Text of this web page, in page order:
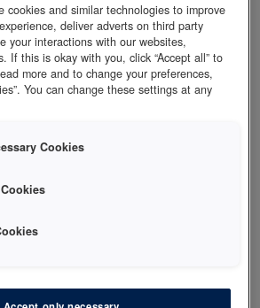
tannlegen som for
lenge hatt gleden av å jobbe
de årene jeg nå har skannet har
at 3Shape utvikler programmet sitt
gir meg all den
cookies and similar technologies to improve
deliver adverts on third party
your interactions with our websites,
If this is okay with you, click “Accept all” to
more and to change your preferences,
You can change these settings at any
Cookies